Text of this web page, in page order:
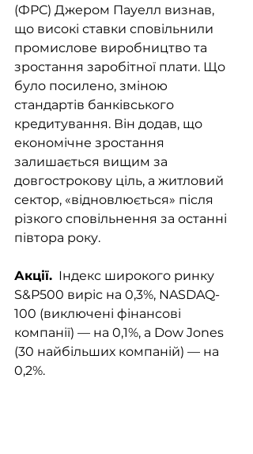
(ФРС) Джером Пауелл визнав,
що високі ставки сповільнили
промислове виробництво та
зростання заробітної плати. Що
було посилено, зміною
стандартів банківського
кредитування. Він додав, що
економічне зростання
залишається вищим за
довгострокову ціль, а житловий
сектор, «відновлюється» після
різкого сповільнення за останні
півтора року.
Акції.
  Індекс широкого ринку
S&P500 виріс на 0,3%, NASDAQ-
100 (виключені фінансові
компанії) — на 0,1%, а Dow Jones
(30 найбільших компаній) — на
0,2%.